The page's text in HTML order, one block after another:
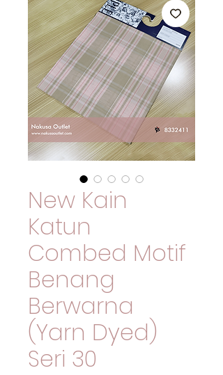
New Kain
Katun
Combed Motif
Benang
Berwarna
(Yarn Dyed)
Seri 30